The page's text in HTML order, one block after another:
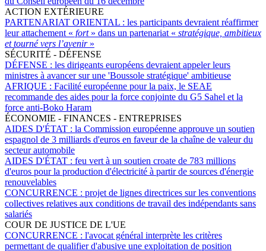
ACTION EXTÉRIEURE
PARTENARIAT ORIENTAL : les participants devraient réaffirmer
leur attachement « fort » dans un partenariat « stratégique, ambitieux
et tourné vers l’avenir »
SÉCURITÉ - DÉFENSE
DÉFENSE : les dirigeants européens devraient appeler leurs
ministres à avancer sur une 'Boussole stratégique' ambitieuse
AFRIQUE : Facilité européenne pour la paix, le SEAE
recommande des aides pour la force conjointe du G5 Sahel et la
force anti-Boko Haram
ÉCONOMIE - FINANCES - ENTREPRISES
AIDES D'ÉTAT : la Commission européenne approuve un soutien
espagnol de 3 milliards d'euros en faveur de la chaîne de valeur du
secteur automobile
AIDES D'ÉTAT : feu vert à un soutien croate de 783 millions
d'euros pour la production d'électricité à partir de sources d'énergie
renouvelables
CONCURRENCE : projet de lignes directrices sur les conventions
collectives relatives aux conditions de travail des indépendants sans
salariés
COUR DE JUSTICE DE L'UE
CONCURRENCE : l'avocat général interprète les critères
permettant de qualifier d'abusive une exploitation de position